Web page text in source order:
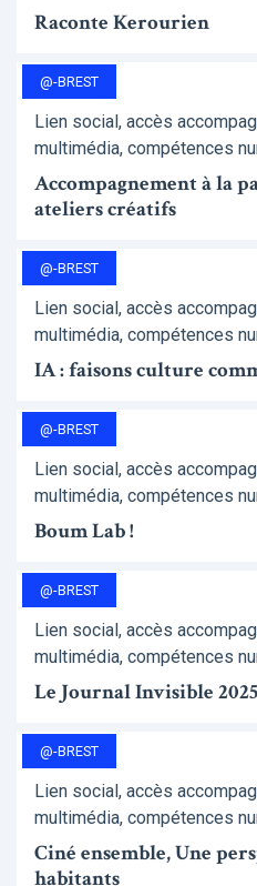
Raconte Kerourien
@-BREST
Lien social, accès
multimédia, compétences
Accompagnement à la
ateliers créatifs
@-BREST
Lien social, accès
multimédia, compétences
IA : faisons culture
@-BREST
Lien social, accès
multimédia, compétences
Boum Lab !
@-BREST
Lien social, accès
multimédia, compétences
Le Journal Invisible 2025
@-BREST
Lien social, accès
multimédia, compétences
Ciné ensemble, Une
habitants